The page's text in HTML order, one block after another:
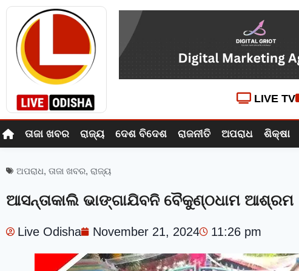
LIVE TV
ତାଜା ଖବର ରାଜ୍ୟ ଦେଶ ବିଦେଶ ରାଜନୀତି ଅପରାଧ ଶିକ୍ଷା
ଅପରାଧ, ତାଜା ଖବର, ରାଜ୍ୟ
ଆସନ୍ତାକାଲି ଭାଙ୍ଗାଯିବନି ବୈକୁଣ୍ଠଧାମ ଆଶ୍ରମ
Live Odisha November 21, 2024 11:26 pm